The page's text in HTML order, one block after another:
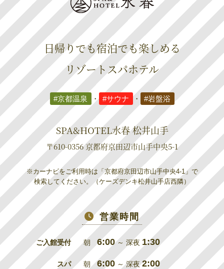
日帰りでも宿泊でも楽しめる
リゾートスパホテル
#京都温泉 ・ #サウナ ・ #岩盤浴
SPA&HOTEL水春 松井山手
〒610-0356 京都府京田辺市山手中央5-1
※カーナビをご利用時は「京都府京田辺市山手中央4-1」で
検索してください。（ケーズデンキ松井山手店西隣）
営業時間
ご入館受付 朝 6:00～ 深夜 1:30
スパ 朝 6:00 ～ 深夜2:00